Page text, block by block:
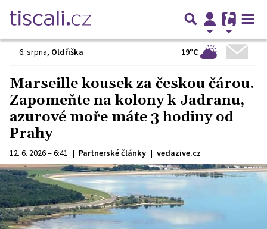
6. srpna, Oldřiška 19°C
Marseille kousek za českou čárou.
Zapomeňte na kolony k Jadranu,
azurové moře máte 3 hodiny od
Prahy
12. 6. 2026 – 6:41 | Partnerské články | vedazive.cz